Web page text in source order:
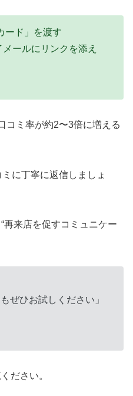
ード」を渡す
ールにリンクを添え
コミ率が約2〜3倍に増える
に丁寧に返信しましょ
再来店を促すコミュニケー
もぜひお試しください」
ださい。